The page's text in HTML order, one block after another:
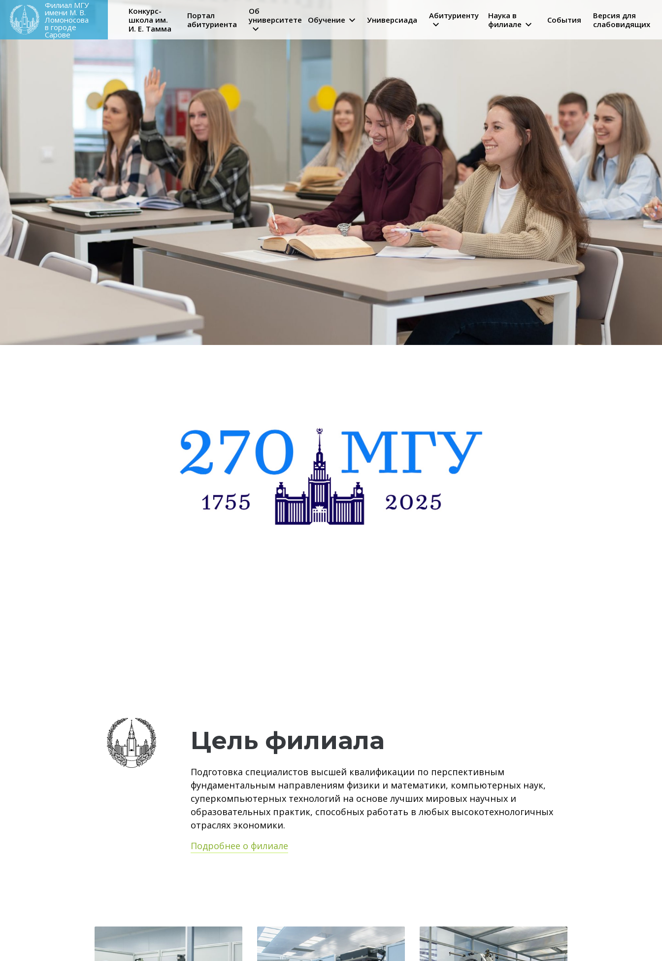
Skip
main
Филиал МГУ
имени М. В.
Ломоносова
в городе
Сарове
Main
navigation
Конкурс-
школа им.
И. Е. Тамма
Портал
абитуриента
Об
университете
Обучение Универсиада Абитуриенту
Наука в
филиале
События
Версия для
слабовидящих
Цель филиала
Подготовка специалистов высшей квалификации по перспективным
фундаментальным направлениям физики и математики, компьютерных наук,
суперкомпьютерных технологий на основе лучших мировых научных и
образовательных практик, способных работать в любых высокотехнологичных
отраслях экономики.
Подробнее о филиале